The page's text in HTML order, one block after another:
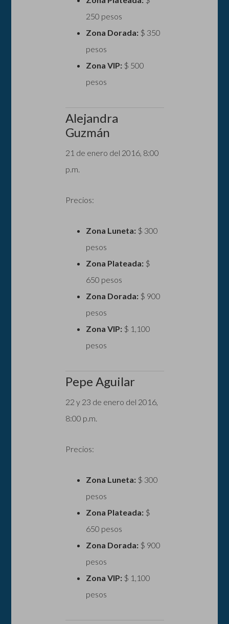
250 pesos
Zona Dorada:$ 350
pesos
Zona VIP:$ 500
pesos
Alejandra
Guzmán
21 de enero del 2016, 8:00
p.m.
Precios:
Zona Luneta:$ 300
pesos
Zona Plateada:$
650 pesos
Zona Dorada:$ 900
pesos
Zona VIP:$ 1,100
pesos
Pepe Aguilar
22 y 23 de enero del 2016,
8:00 p.m.
Precios:
Zona Luneta:$ 300
pesos
Zona Plateada:$
650 pesos
Zona Dorada:$ 900
pesos
Zona VIP:$ 1,100
pesos